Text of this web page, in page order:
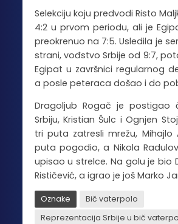
Selekciju koju predvodi Risto
4:2 u prvom periodu, ali je
preokrenuo na 7:5. Usledila je
strani, vođstvo Srbije od 9:7,
Egipat u završnici regularnog
a posle peteraca došao i do
Dragoljub Rogač je postigao
Srbiju, Kristian Šulc i Ognjen
tri puta zatresli mrežu, Mihajlo
puta pogodio, a Nikola
upisao u strelce. Na golu je bio
Rističević, a igrao je još Marko
Oznake
Bič vaterpolo
Reprezentacija Srbije u bič